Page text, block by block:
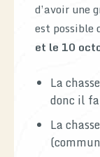
d’avoir une
est possible
et le 10
La chasse
donc il
La